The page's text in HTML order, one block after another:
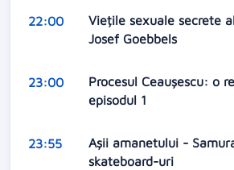
22:00
Viețile sexuale secrete
Josef Goebbels
23:00
Procesul Ceaușescu: o
episodul 1
23:55
Aşii amanetului -
skateboard-uri